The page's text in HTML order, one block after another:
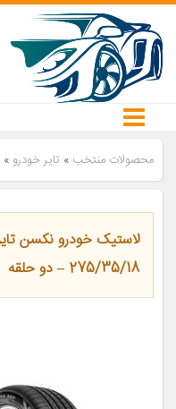
محصولات منتخب » تایر خودرو »
275/35/18 – دو حلقه